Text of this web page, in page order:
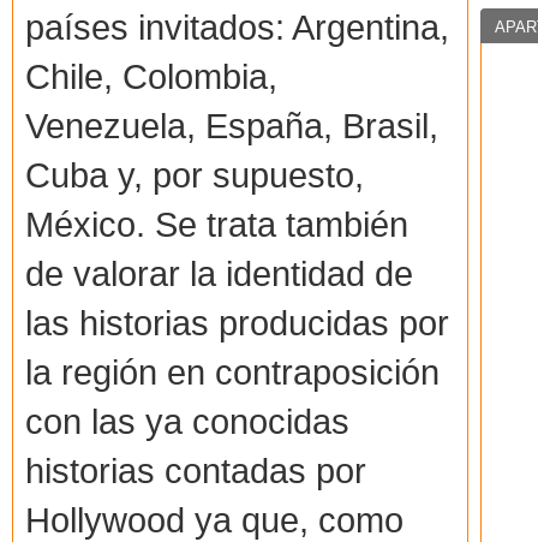
países invitados: Argentina,
Chile, Colombia,
Venezuela, España, Brasil,
Cuba y, por supuesto,
México. Se trata también
de valorar la identidad de
las historias producidas por
la región en contraposición
con las ya conocidas
historias contadas por
Hollywood ya que, como